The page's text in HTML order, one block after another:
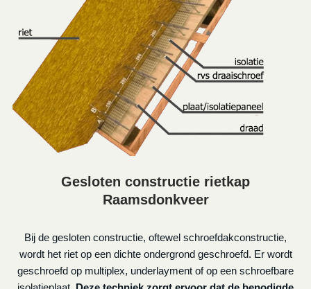
Gesloten constructie rietkap
Raamsdonkveer
Bij de gesloten constructie, oftewel schroefdakconstructie,
wordt het riet op een dichte ondergrond geschroefd. Er wordt
geschroefd op multiplex, underlayment of op een schroefbare